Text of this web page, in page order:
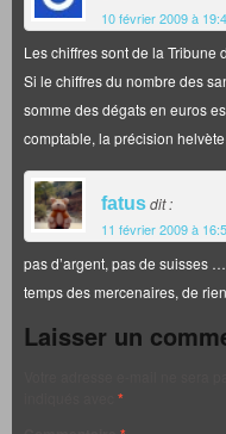
10 février 2009 à
Les chiffres sont de la Tribune
Si le chiffres du nombre des
somme des dégats en euros
comptable, la précision
fatusdit :
11 février 2009 à
pas d’argent, pas de suisses
temps des mercenaires, de
Laisser un
*